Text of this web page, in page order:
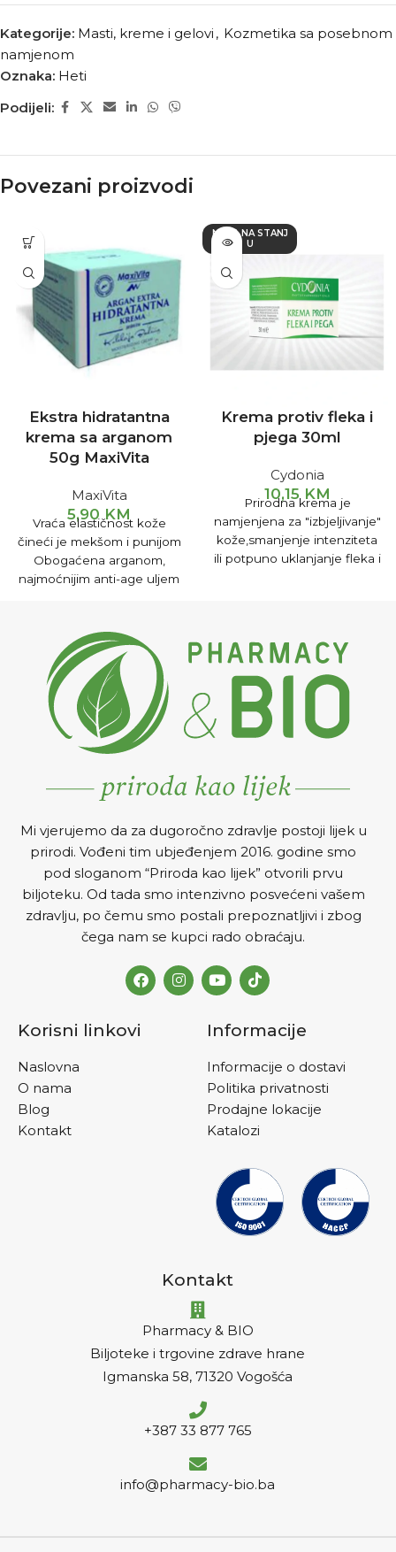
Kategorije: Masti, kreme i gelovi , Kozmetika sa posebnom
namjenom
Oznaka: Heti
Podijeli:
Povezani proizvodi
Ekstra hidratantna
krema sa arganom
50g MaxiVita
MaxiVita
5,90KM
Vraća elastičnost kože
čineći je mekšom i punijom
Obogaćena arganom,
najmoćnijim anti-age uljem
podloga za šminku
NEMA NA STANJ
U
Krema protiv fleka i
pjega 30ml
Cydonia
10,15 KM
Prirodna krema je
namjenjena za "izbjeljivanje"
kože,smanjenje intenziteta
ili potpuno uklanjanje fleka i
Mi vjerujemo da za dugoročno zdravlje postoji lijek u
prirodi. Vođeni tim ubjeđenjem 2016. godine smo
pod sloganom “Priroda kao lijek” otvorili prvu
biljoteku. Od tada smo intenzivno posvećeni vašem
zdravlju, po čemu smo postali prepoznatljivi i zbog
čega nam se kupci rado obraćaju.
Korisni linkovi
Naslovna
O nama
Blog
Kontakt
Informacije
Informacije o dostavi
Politika privatnosti
Prodajne lokacije
Katalozi
Kontakt
Pharmacy & BIO
Biljoteke i trgovine zdrave hrane
Igmanska 58, 71320 Vogošća
+387 33 877 765
info@pharmacy-bio.ba